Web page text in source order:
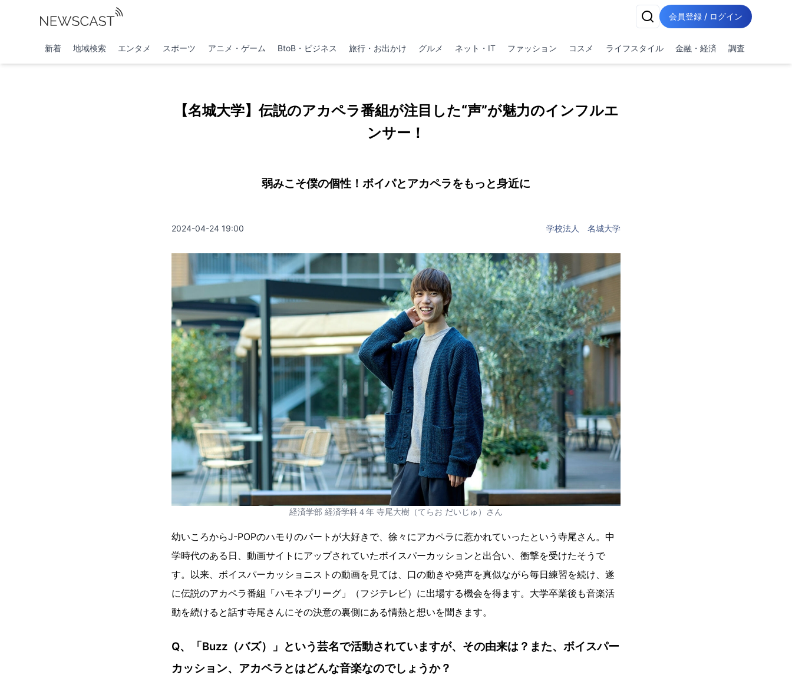
会員登録 / ログイン
新着 地域検索 エンタメ スポーツ アニメ・ゲーム BtoB・ビジネス 旅行・お出かけ グルメ ネット・IT ファッション コスメ ライフスタイル 金融・経済 調査
【名城大学】伝説のアカペラ番組が注目した“声”が魅力のインフルエ
ンサー！
弱みこそ僕の個性！ボイパとアカペラをもっと身近に
2024-04-24 19:00 学校法人 名城大学
経済学部 経済学科４年 寺尾大樹（てらお だいじゅ）さん
幼いころからJ-POPのハモりのパートが大好きで、徐々にアカペラに惹かれていったという寺尾さん。中
学時代のある日、動画サイトにアップされていたボイスパーカッションと出合い、衝撃を受けたそうで
す。以来、ボイスパーカッショニストの動画を見ては、口の動きや発声を真似ながら毎日練習を続け、遂
に伝説のアカペラ番組「ハモネプリーグ」（フジテレビ）に出場する機会を得ます。大学卒業後も音楽活
動を続けると話す寺尾さんにその決意の裏側にある情熱と想いを聞きます。
Q、「Buzz（バズ）」という芸名で活動されていますが、その由来は？また、ボイスパー
カッション、アカペラとはどんな音楽なのでしょうか？